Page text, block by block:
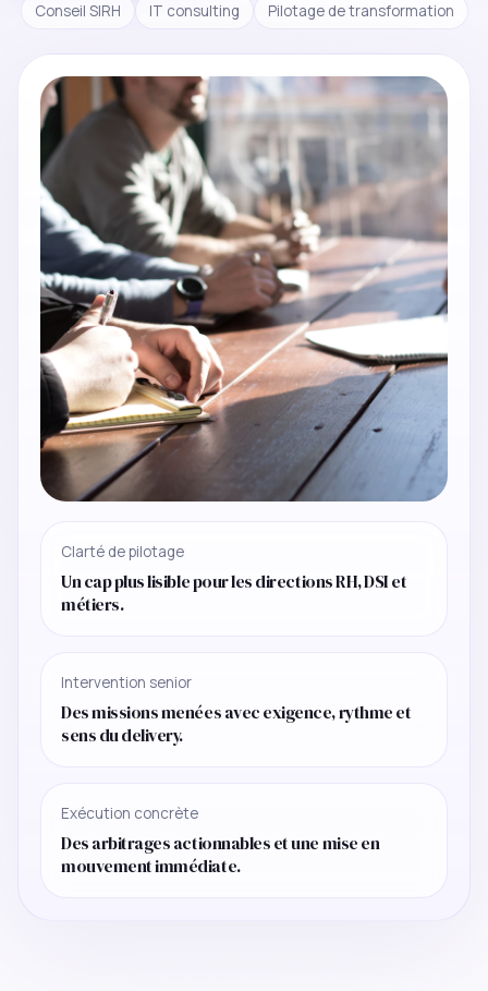
Conseil SIRH IT consulting Pilotage de transformation
Clarté de pilotage
Un cap plus lisible pour les directions RH, DSI et
métiers.
Intervention senior
Des missions menées avec exigence, rythme et
sens du delivery.
Exécution concrète
Des arbitrages actionnables et une mise en
mouvement immédiate.